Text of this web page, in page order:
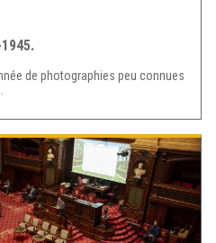
de photographies peu connues